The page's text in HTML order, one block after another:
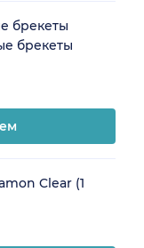
брекеты
брекеты
Clear (1